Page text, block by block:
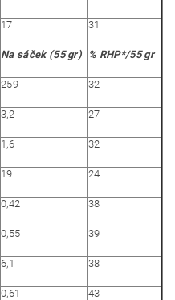
17 31
Na sáček (55 gr) % RHP*/55 gr
259 32
3,2 27
1,6 32
19 24
0,42 38
0,55 39
6,1 38
0,61 43